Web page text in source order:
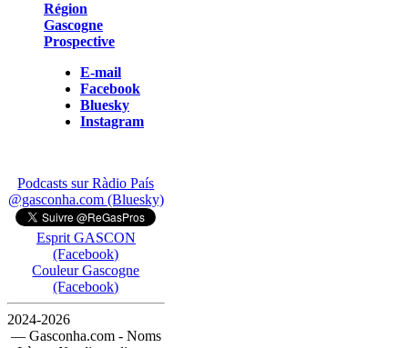
Région
Gascogne
Prospective
E-mail
Facebook
Bluesky
Instagram
Podcasts sur Ràdio País
@gasconha.com (Bluesky)
Esprit GASCON
(Facebook)
Couleur Gascogne
(Facebook)
2024-2026
— Gasconha.com - Noms